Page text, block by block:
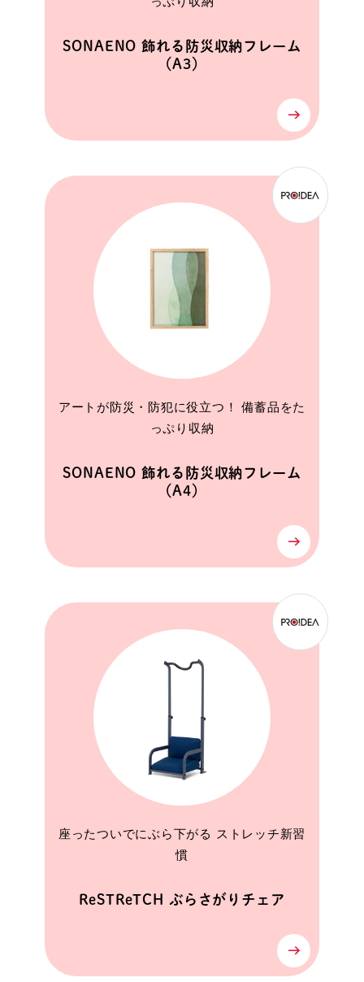
SONAENO 飾れる防災収納フレーム
（A3）
アートが防災・防犯に役立つ！ 備蓄品をた
っぷり収納
SONAENO 飾れる防災収納フレーム
（A4）
座ったついでにぶら下がる ストレッチ新習
慣
ReSTReTCH ぶらさがりチェア